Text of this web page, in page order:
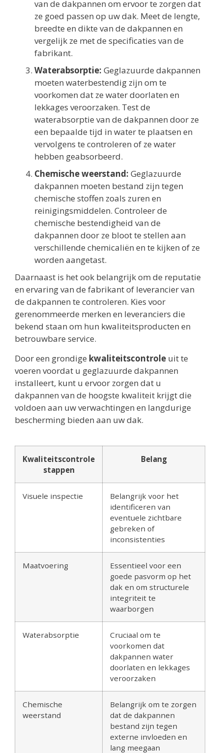
van de dakpannen om ervoor te zorgen dat
ze goed passen op uw dak. Meet de lengte,
breedte en dikte van de dakpannen en
vergelijk ze met de specificaties van de
fabrikant.
Waterabsorptie: Geglazuurde dakpannen
moeten waterbestendig zijn om te
voorkomen dat ze water doorlaten en
lekkages veroorzaken. Test de
waterabsorptie van de dakpannen door ze
een bepaalde tijd in water te plaatsen en
vervolgens te controleren of ze water
hebben geabsorbeerd.
Chemische weerstand: Geglazuurde
dakpannen moeten bestand zijn tegen
chemische stoffen zoals zuren en
reinigingsmiddelen. Controleer de
chemische bestendigheid van de
dakpannen door ze bloot te stellen aan
verschillende chemicaliën en te kijken of ze
worden aangetast.
Daarnaast is het ook belangrijk om de reputatie
en ervaring van de fabrikant of leverancier van
de dakpannen te controleren. Kies voor
gerenommeerde merken en leveranciers die
bekend staan om hun kwaliteitsproducten en
betrouwbare service.
Door een grondige kwaliteitscontrole uit te
voeren voordat u geglazuurde dakpannen
installeert, kunt u ervoor zorgen dat u
dakpannen van de hoogste kwaliteit krijgt die
voldoen aan uw verwachtingen en langdurige
bescherming bieden aan uw dak.
Kwaliteitscontrole
stappen
Belang
Visuele inspectie
Belangrijk voor het
identificeren van
eventuele zichtbare
gebreken of
inconsistenties
Maatvoering
Essentieel voor een
goede pasvorm op het
dak en om structurele
integriteit te
waarborgen
Waterabsorptie
Cruciaal om te
voorkomen dat
dakpannen water
doorlaten en lekkages
veroorzaken
Chemische
weerstand
Belangrijk om te zorgen
dat de dakpannen
bestand zijn tegen
externe invloeden en
lang meegaan